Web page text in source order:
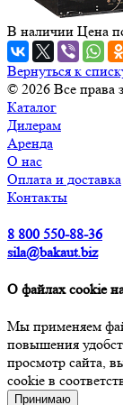
В наличии Цена
Вернуться к
© 2026 Все права
Каталог
Дилерам
Аренда
О нас
Оплата и доставка
Контакты
8 800 550-88-36
sila@bakaut.biz
О файлах cookie
Мы применяем
повышения
просмотр сайта,
cookie в
Принимаю